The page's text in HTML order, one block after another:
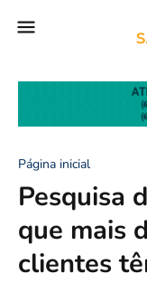
Página inicial
Pesquisa
que mais
clientes